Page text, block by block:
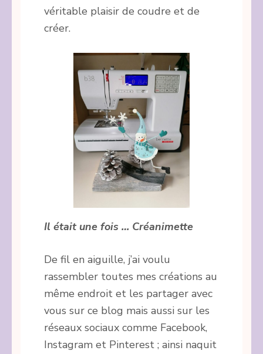
véritable plaisir de coudre et de
créer.
Il était une fois … Créanimette
De fil en aiguille, j’ai voulu
rassembler toutes mes créations au
même endroit et les partager avec
vous sur ce blog mais aussi sur les
réseaux sociaux comme Facebook,
Instagram et Pinterest ; ainsi naquit